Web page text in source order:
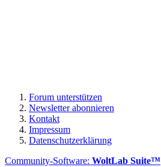
Forum unterstützen
Newsletter abonnieren
Kontakt
Impressum
Datenschutzerklärung
Community-Software: WoltLab Suite™